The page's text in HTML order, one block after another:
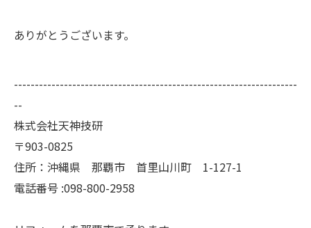
ありがとうございます。
--------------------------------------------------------------------
--
株式会社天神技研
〒903-0825
住所：沖縄県 那覇市 首里山川町 1-127-1
電話番号 :098-800-2958